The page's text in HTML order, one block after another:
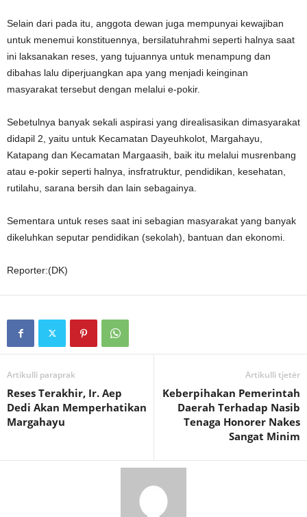
Selain dari pada itu, anggota dewan juga mempunyai kewajiban
untuk menemui konstituennya, bersilatuhrahmi seperti halnya saat
ini laksanakan reses, yang tujuannya untuk menampung dan
dibahas lalu diperjuangkan apa yang menjadi keinginan
masyarakat tersebut dengan melalui e-pokir.
Sebetulnya banyak sekali aspirasi yang direalisasikan dimasyarakat
didapil 2, yaitu untuk Kecamatan Dayeuhkolot, Margahayu,
Katapang dan Kecamatan Margaasih, baik itu melalui musrenbang
atau e-pokir seperti halnya, insfratruktur, pendidikan, kesehatan,
rutilahu, sarana bersih dan lain sebagainya.
Sementara untuk reses saat ini sebagian masyarakat yang banyak
dikeluhkan seputar pendidikan (sekolah), bantuan dan ekonomi.
Reporter:(DK)
Artikulli paraprak
Reses Terakhir, Ir. Aep
Dedi Akan Memperhatikan
Margahayu
Artikulli tjetër
Keberpihakan Pemerintah
Daerah Terhadap Nasib
Tenaga Honorer Nakes
Sangat Minim